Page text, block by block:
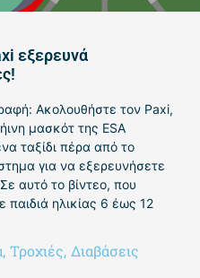
εξερευνά
Ακολουθήστε τον Paxi,
μασκότ της ESA
ταξίδι πέρα από το
για να εξερευνήσετε
αυτό το βίντεο, που
παιδιά ηλικίας 6 έως 12
, Τροχιές, Διαβάσεις